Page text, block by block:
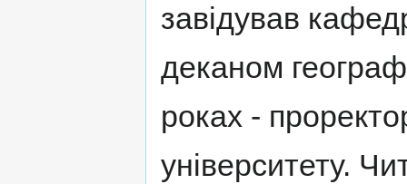
завідував
деканом
роках -
університету.